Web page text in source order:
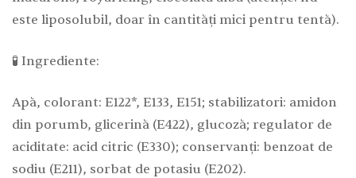
este liposolubil, doar în cantități mici pentru tentă).
🧪 Ingrediente:
Apă, colorant: E122*, E133, E151; stabilizatori: amidon
din porumb, glicerină (E422), glucoză; regulator de
aciditate: acid citric (E330); conservanți: benzoat de
sodiu (E211), sorbat de potasiu (E202).